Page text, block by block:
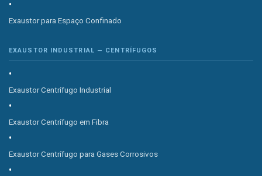
Exaustor para Espaço Confinado
EXAUSTOR INDUSTRIAL — CENTRÍFUGOS
Exaustor Centrífugo Industrial
Exaustor Centrífugo em Fibra
Exaustor Centrífugo para Gases Corrosivos